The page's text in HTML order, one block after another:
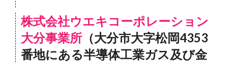
株式会社ウエキコーポレーション
大分事業所 （大分市大字松岡4353
番地にある半導体工業ガス及び金